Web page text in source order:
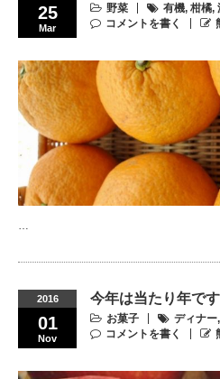
25
Mar
野菜 有機, 柑橘,
コメントを書く
2016
01
Nov
今年は当たり年です
お菓子 ディナー,
コメントを書く